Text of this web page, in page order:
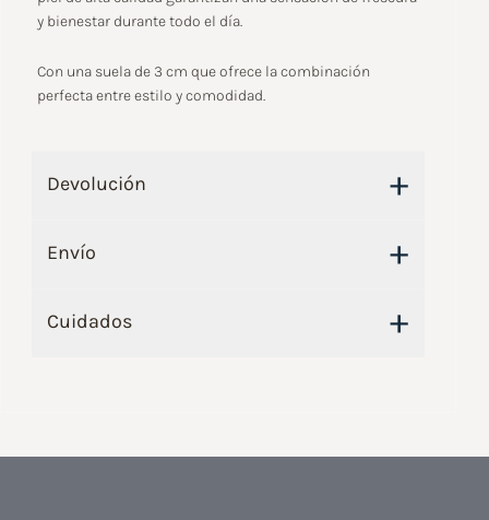
y bienestar durante todo el día.
Con una suela de 3 cm que ofrece la combinación
perfecta entre estilo y comodidad.
Devolución +
Envío +
Cuidados +